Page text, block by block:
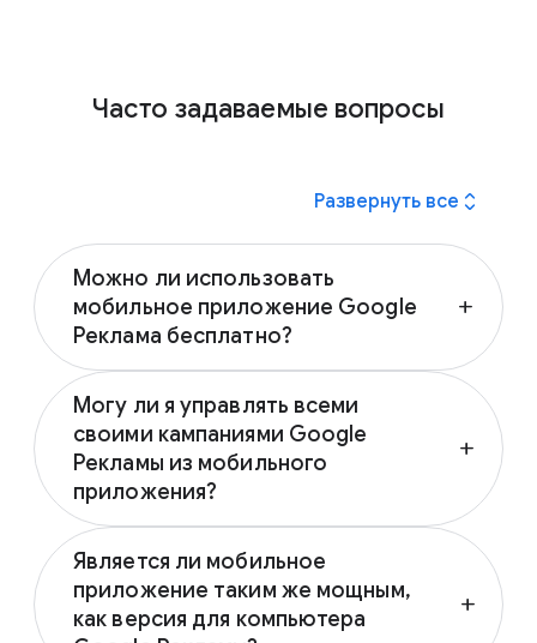
Часто задаваемые вопросы
Развернуть все expand_all
Можно ли использовать
мобильное приложение Google
Реклама бесплатно?
add
Да, мобильное приложение Google Реклама
можно загрузить и использовать
бесплатно. Узнайте больше о мобильном
приложении Google Реклама и о том, как
его загрузить, посетив
«Рекомендации по работе с мобильным
приложением “Google Реклама"».
Могу ли я управлять всеми
своими кампаниями Google
Рекламы из мобильного
приложения?
add
Да, вы можете создавать и управлять
всеми своими кампаниями из любой точки
мира с помощью мобильного приложения
Google Реклама. Узнайте больше о
Является ли мобильное
приложение таким же мощным,
как версия для компьютера
add